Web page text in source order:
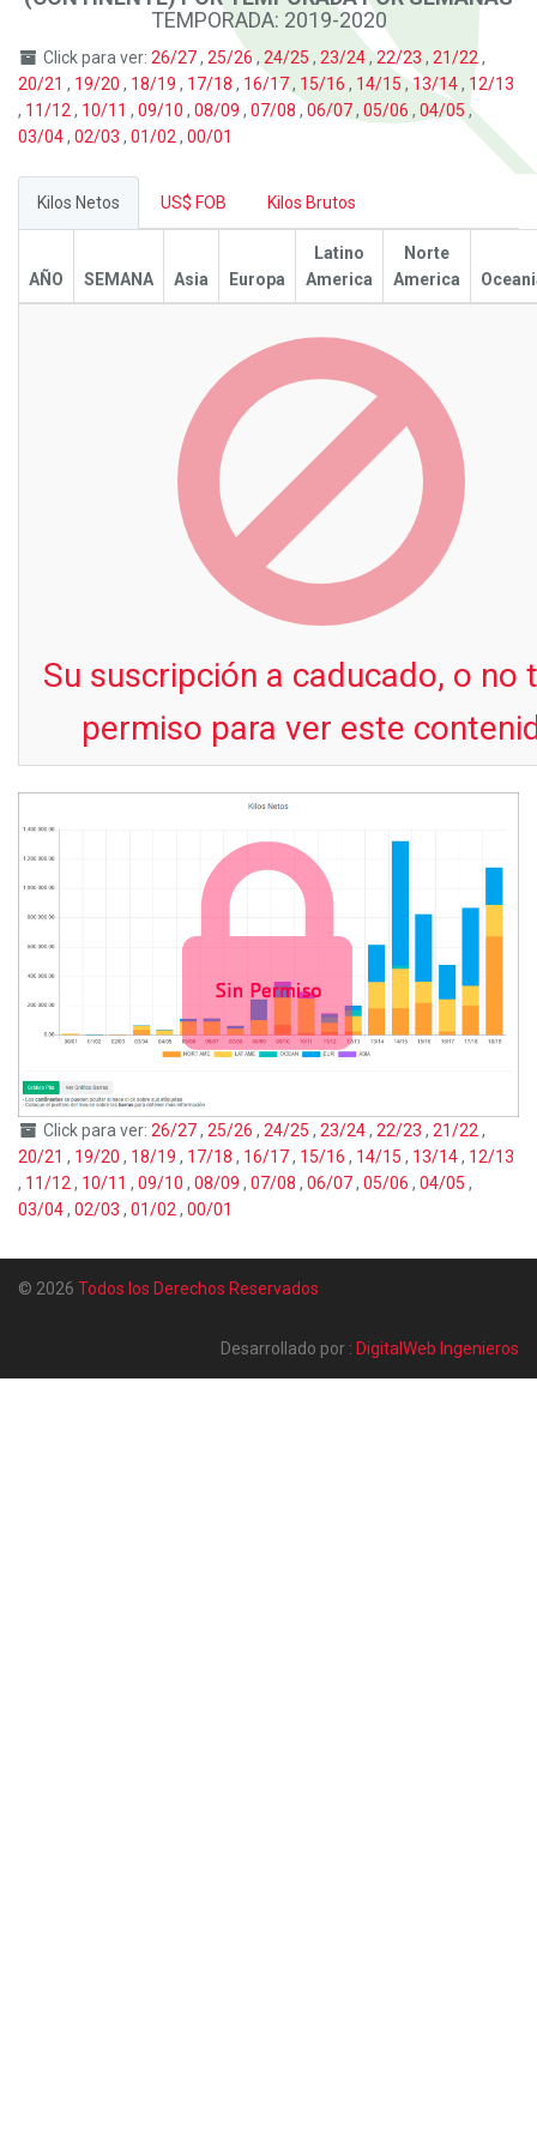
TEMPORADA: 2019-2020
Click para ver: 26/27, 25/26, 24/25 , 23/24,22/23 , 21/22 ,
20/21 , 19/20 , 18/19 , 17/18 , 16/17, 15/16 , 14/15 ,13/14, 12/13
, 11/12 , 10/11 , 09/10 , 08/09 , 07/08 , 06/07, 05/06 , 04/05 ,
03/04, 02/03 , 01/02 , 00/01
Kilos Netos US$ FOB Kilos Brutos
AÑO SEMANA Asia Europa
Latino
America
Norte
America
Su suscripción a caducado, o no
permiso para ver este
Click para ver: 26/27, 25/26 , 24/25 , 23/24, 22/23 , 21/22 ,
20/21 , 19/20 , 18/19 , 17/18 , 16/17, 15/16 , 14/15 , 13/14, 12/13
, 11/12 , 10/11 , 09/10 , 08/09 , 07/08 , 06/07, 05/06 , 04/05 ,
03/04, 02/03 , 01/02 , 00/01
© 2026 Todos los Derechos Reservados
Desarrollado por : DigitalWeb Ingenieros